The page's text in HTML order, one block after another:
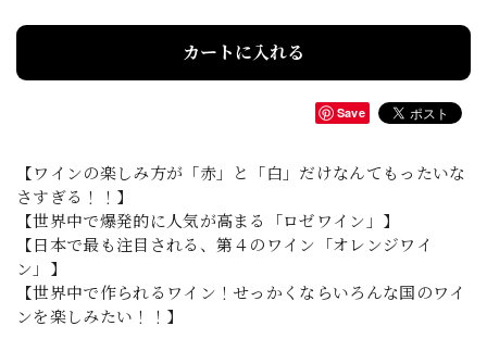
カートに入れる
Save
【ワインの楽しみ方が「赤」と「白」だけなんてもったいな
さすぎる！！】
【世界中で爆発的に人気が高まる「ロゼワイン」】
【日本で最も注目される、第４のワイン「オレンジワイ
ン」】
【世界中で作られるワイン！せっかくならいろんな国のワイ
ンを楽しみたい！！】